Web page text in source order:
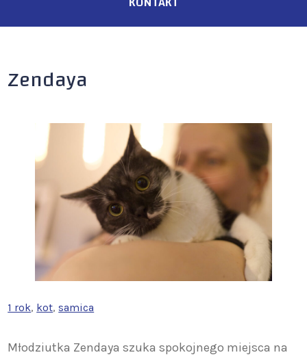
Zendaya
1 rok, kot, samica
Młodziutka Zendaya szuka spokojnego miejsca na